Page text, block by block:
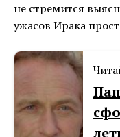
не стремится
ужасов Ирака